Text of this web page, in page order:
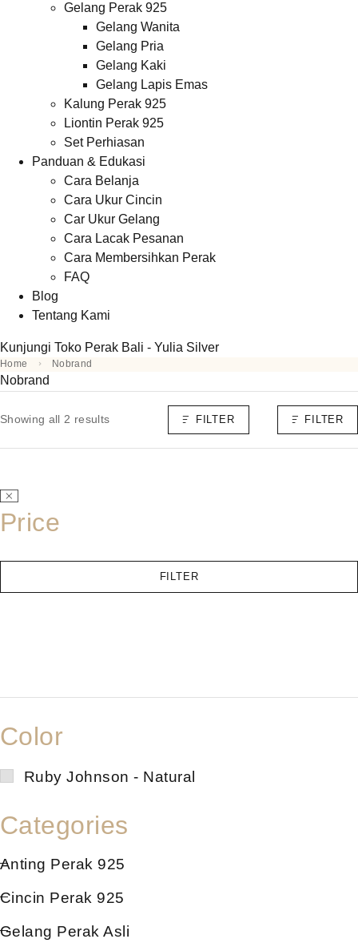
Gelang Perak 925
Gelang Wanita
Gelang Pria
Gelang Kaki
Gelang Lapis Emas
Kalung Perak 925
Liontin Perak 925
Set Perhiasan
Panduan & Edukasi
Cara Belanja
Cara Ukur Cincin
Car Ukur Gelang
Cara Lacak Pesanan
Cara Membersihkan Perak
FAQ
Blog
Tentang Kami
Kunjungi Toko Perak Bali - Yulia Silver
Home Nobrand
Nobrand
Showing all 2 results FILTER FILTER
Price
FILTER
Color
Ruby Johnson - Natural
Categories
Anting Perak 925
Cincin Perak 925
Gelang Perak Asli